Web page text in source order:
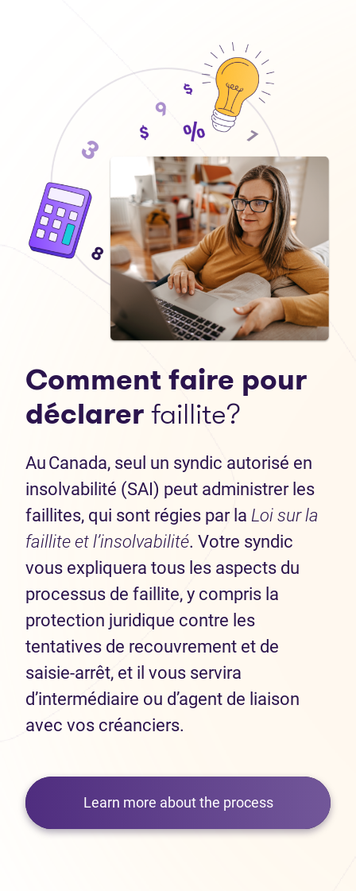
Comment faire pour
déclarerfaillite?
Au Canada, seul un syndic autorisé en
insolvabilité (SAI) peut administrer les
faillites, qui sont régies par la Loi sur la
faillite et l’insolvabilité. Votre syndic
vous expliquera tous les aspects du
processus de faillite, y compris la
protection juridique contre les
tentatives de recouvrement et de
saisie-arrêt, et il vous servira
d’intermédiaire ou d’agent de liaison
avec vos créanciers.
Learn more about the process